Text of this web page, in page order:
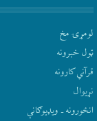
لومړۍ مخ
ټول خبرونه
قرآني کارونه
نړيوال
انځورونه ـ ویډیوګانې